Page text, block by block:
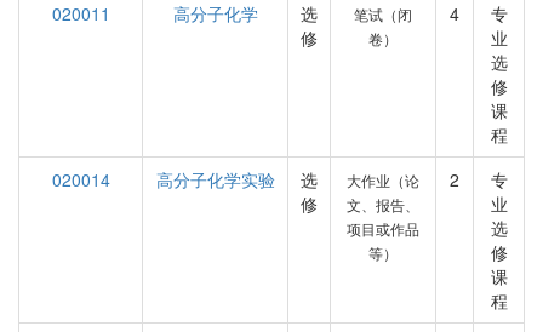
020011
高分子化学
选
修
笔试（闭
卷）
4
专
业
选
修
课
程
020014
高分子化学实验
选
修
大作业（论
文、报告、
项目或作品
等）
2
专
业
选
修
课
程